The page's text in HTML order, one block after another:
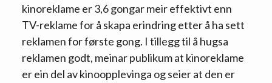
kinoreklame er 3,6 gongar meir effektivt enn
TV-reklame for å skapa erindring etter å ha sett
reklamen for første gong. I tillegg til å hugsa
reklamen godt, meinar publikum at kinoreklame
er ein del av kinoopplevinga og seier at den er